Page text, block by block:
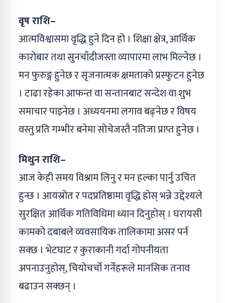
वृष राशि–
आत्मविश्वासमा वृद्धि हुने दिन हो । शिक्षा क्षेत्र, आर्थिक
कारोबार तथा सुनचाँदीजस्ता व्यापारमा लाभ मिल्नेछ ।
मन फुरुङ्ग हुनेछ र सृजनात्मक क्षमताको प्रस्फुटन हुनेछ
। टाढा रहेका आफन्त वा सन्तानबाट सन्देश वा शुभ
समाचार पाइनेछ । अध्ययनमा लगाव बढ्नेछ र विषय
वस्तु प्रति गम्भीर बनेमा सोचेजस्तै नतिजा प्राप्त हुनेछ ।
मिथुन राशि–
आज केही समय विश्राम लिनु र मन हल्का पार्नु उचित
हुन्छ । आयस्रोत र पदप्रतिष्ठामा वृद्धि होस् भन्ने उद्देश्यले
सुरक्षित आर्थिक गतिविधिमा ध्यान दिनुहोस् । घरायसी
कामको दबाबले व्यवसायिक तालिकामा असर पर्न
सक्छ । भेटघाट र कुराकानी गर्दा गोपनीयता
अपनाउनुहोस्, चियोचर्चो गर्नेहरूले मानसिक तनाव
बढाउन सक्छन् ।